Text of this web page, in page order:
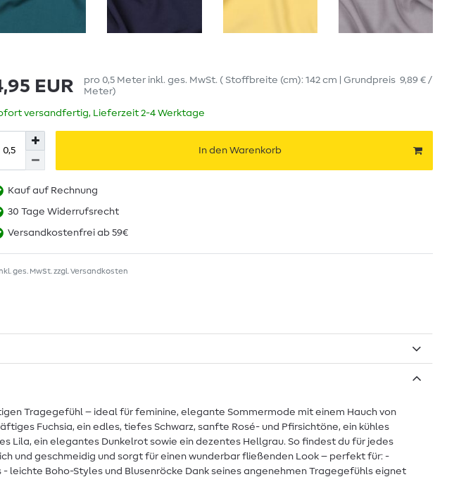
EUR pro 0,5 Meter inkl. ges. MwSt. ( Stoffbreite (cm): 142 cm | Grundpreis 9,89 € /
Meter)
versandfertig, Lieferzeit 2-4 Werktage
In den Warenkorb
Kauf auf Rechnung
30 Tage Widerrufsrecht
Versandkostenfrei ab 59€
ges. MwSt. zzgl.Versandkosten
Tragegefühl – ideal für feminine, elegante Sommermode mit einem Hauch von
Fuchsia, ein edles, tiefes Schwarz, sanfte Rosé- und Pfirsichtöne, ein kühles
Lila, ein elegantes Dunkelrot sowie ein dezentes Hellgrau. So findest du für jedes
und geschmeidig und sorgt für einen wunderbar fließenden Look – perfekt für: -
leichte Boho-Styles und Blusenröcke Dank seines angenehmen Tragegefühls eignet